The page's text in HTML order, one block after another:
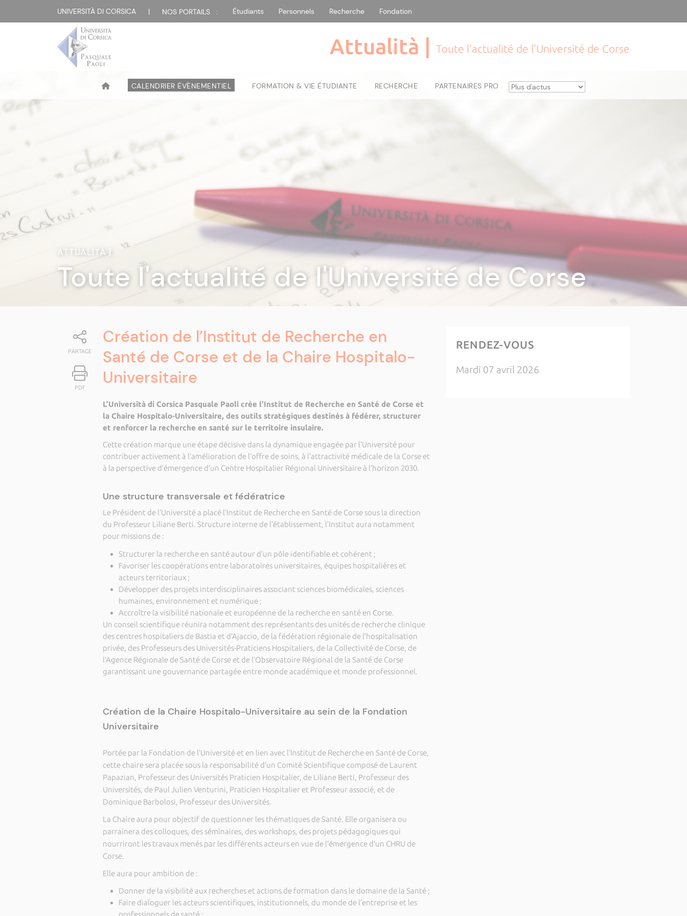
UNIVERSITÀ DI CORSICA | NOS PORTAILS : Étudiants Personnels Recherche Fondation
Attualità | Toute l'actualité de l'Université de Corse
CALENDRIER ÉVÈNEMENTIEL FORMATION & VIE ÉTUDIANTE RECHERCHE PARTENAIRES PRO
ATTUALITÀ|
Toute l'actualité de l'Université de Corse
PARTAGE
PDF
Création de l’Institut de Recherche en
Santé de Corse et de la Chaire Hospitalo-
Universitaire
L’Università di Corsica Pasquale Paoli crée l’Institut de Recherche en Santé de Corse et
la Chaire Hospitalo-Universitaire, des outils stratégiques destinés à fédérer, structurer
et renforcer la recherche en santé sur le territoire insulaire.
Cette création marque une étape décisive dans la dynamique engagée par l’Université pour
contribuer activement à l’amélioration de l’offre de soins, à l’attractivité médicale de la Corse et
à la perspective d’émergence d’un Centre Hospitalier Régional Universitaire à l’horizon 2030.
Une structure transversale et fédératrice
Le Président de l’Université a placé l’Institut de Recherche en Santé de Corse sous la direction
du Professeur Liliane Berti. Structure interne de l’établissement, l’Institut aura notamment
pour missions de :
Structurer la recherche en santé autour d’un pôle identifiable et cohérent ;
Favoriser les coopérations entre laboratoires universitaires, équipes hospitalières et
acteurs territoriaux ;
Développer des projets interdisciplinaires associant sciences biomédicales, sciences
humaines, environnement et numérique ;
Accroître la visibilité nationale et européenne de la recherche en santé en Corse.
Un conseil scientifique réunira notamment des représentants des unités de recherche clinique
des centres hospitaliers de Bastia et d’Ajaccio, de la fédération régionale de l’hospitalisation
privée, des Professeurs des Universités-Praticiens Hospitaliers, de la Collectivité de Corse, de
l’Agence Régionale de Santé de Corse et de l’Observatoire Régional de la Santé de Corse
garantissant une gouvernance partagée entre monde académique et monde professionnel.
Création de la Chaire Hospitalo-Universitaire au sein de la Fondation
Universitaire
Portée par la Fondation de l’Université et en lien avec l’Institut de Recherche en Santé de Corse,
cette chaire sera placée sous la responsabilité d’un Comité Scientifique composé de Laurent
Papazian, Professeur des Universités Praticien Hospitalier, de Liliane Berti, Professeur des
Universités, de Paul Julien Venturini, Praticien Hospitalier et Professeur associé, et de
Dominique Barbolosi, Professeur des Universités.
La Chaire aura pour objectif de questionner les thématiques de Santé. Elle organisera ou
parrainera des colloques, des séminaires, des workshops, des projets pédagogiques qui
nourriront les travaux menés par les différents acteurs en vue de l’émergence d’un CHRU de
Corse.
Elle aura pour ambition de :
Donner de la visibilité aux recherches et actions de formation dans le domaine de la Santé ;
Faire dialoguer les acteurs scientifiques, institutionnels, du monde de l’entreprise et les
professionnels de santé ;
RENDEZ-VOUS
Mardi 07 avril 2026